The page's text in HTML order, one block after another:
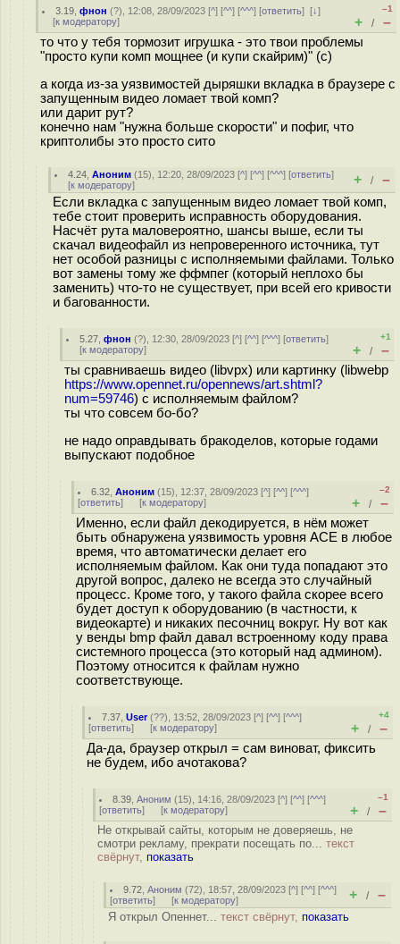
3.19 ,фнон (?), 12:08, 28/09/2023 [^] [^^] [^^^] [ответить][↓]
[к модератору]
–1
+ / –
то что у тебя тормозит игрушка - это твои проблемы
"просто купи комп мощнее (и купи скайрим)" (с)
а когда из-за уязвимостей дыряшки вкладка в браузере с
запущенным видео ломает твой комп?
или дарит рут?
конечно нам "нужна больше скорости" и пофиг, что
криптолибы это просто сито
4.24 ,Аноним (15), 12:20, 28/09/2023 [^] [^^] [^^^] [ответить]
[к модератору] + / –
Если вкладка с запущенным видео ломает твой комп,
тебе стоит проверить исправность оборудования.
Насчёт рута маловероятно, шансы выше, если ты
скачал видеофайл из непроверенного источника, тут
нет особой разницы с исполняемыми файлами. Только
вот замены тому же ффмпег (который неплохо бы
заменить) что-то не существует, при всей его кривости
и багованности.
5.27 ,фнон (?), 12:30, 28/09/2023 [^] [^^] [^^^] [ответить]
[к модератору]
+1
+ / –
ты сравниваешь видео (libvpx) или картинку (libwebp
https://www.opennet.ru/opennews/art.shtml?
num=59746) с исполняемым файлом?
ты что совсем бо-бо?
не надо оправдывать бракоделов, которые годами
выпускают подобное
6.32 ,Аноним (15), 12:37, 28/09/2023 [^] [^^] [^^^]
[ответить] [к модератору]
–2
+ / –
Именно, если файл декодируется, в нём может
быть обнаружена уязвимость уровня ACE в любое
время, что автоматически делает его
исполняемым файлом. Как они туда попадают это
другой вопрос, далеко не всегда это случайный
процесс. Кроме того, у такого файла скорее всего
будет доступ к оборудованию (в частности, к
видеокарте) и никаких песочниц вокруг. Ну вот как
у венды bmp файл давал встроенному коду права
системного процесса (это который над админом).
Поэтому относится к файлам нужно
соответствующе.
7.37 ,User(??), 13:52, 28/09/2023 [^] [^^] [^^^]
[ответить] [к модератору]
+4
+ / –
Да-да, браузер открыл = сам виноват, фиксить
не будем, ибо ачотакова?
8.39 ,Аноним (15), 14:16, 28/09/2023 [^] [^^] [^^^]
[ответить] [к модератору]
–1
+ / –
Не открывай сайты, которым не доверяешь, не
смотри рекламу, прекрати посещать по... текст
свёрнут, показать
9.72 ,Аноним (72), 18:57, 28/09/2023 [^] [^^] [^^^]
[ответить] [к модератору] + / –
Я открыл Опеннет... текст свёрнут, показать